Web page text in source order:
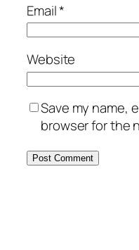
Email*
Website
Save my name,
browser for the